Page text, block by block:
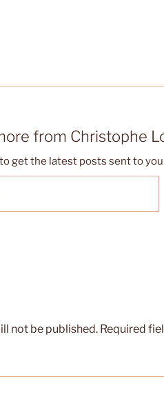
from Christophe
get the latest posts sent to
not be published. Required